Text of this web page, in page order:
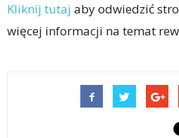
Kliknij tutaj aby odwiedzić
więcej informacji na temat